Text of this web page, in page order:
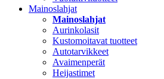
Mainoslahjat
Mainoslahjat
Aurinkolasit
Kustomoitavat tuotteet
Autotarvikkeet
Avaimenperät
Heijastimet